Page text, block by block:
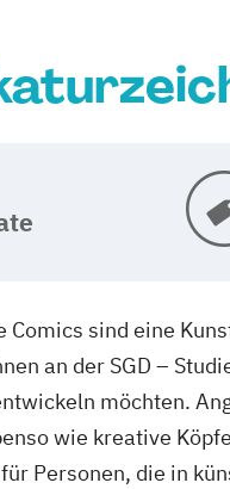
sind eine
an der SGD –
möchten.
wie kreative
Personen, die in